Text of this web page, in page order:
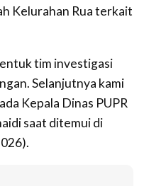
Kelurahan Rua terkait
tim investigasi
Selanjutnya kami
Kepala Dinas PUPR
saat ditemui di